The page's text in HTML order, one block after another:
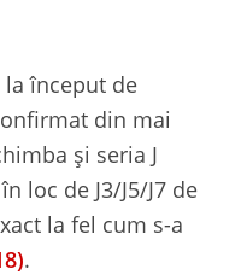
la început de
din mai
și seria J
loc de J3/J5/J7 de
la fel cum s-a
.